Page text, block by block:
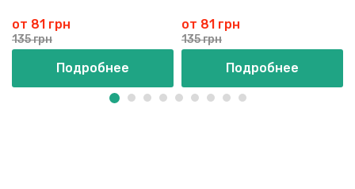
от 81 грн
135 грн
Подробнее
от 81 грн
135 грн
Подробнее